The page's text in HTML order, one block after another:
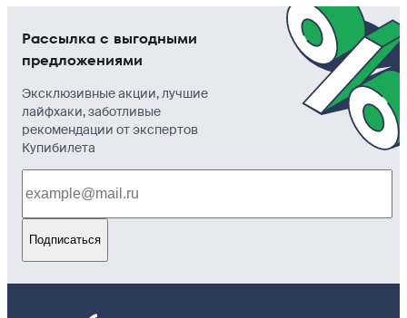
Рассылка с выгодными
предложениями
Эксклюзивные акции, лучшие
лайфхаки, заботливые
рекомендации от экспертов
Купибилета
Подписаться